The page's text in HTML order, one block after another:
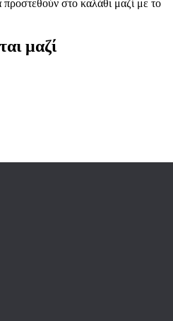
στο καλάθι μαζί με το
μαζί